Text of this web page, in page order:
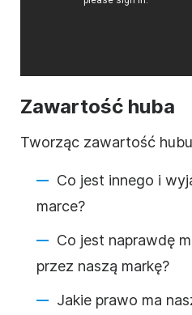
Zawartość huba
Tworząc zawartość
Co jest innego i
marce?
Co jest naprawdę
przez naszą markę?
Jakie prawo ma